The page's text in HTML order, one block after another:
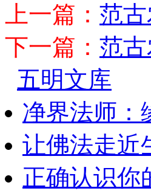
上一篇： 范
下一篇： 范
五明文库
净界法师
让佛法走近
正确认识你